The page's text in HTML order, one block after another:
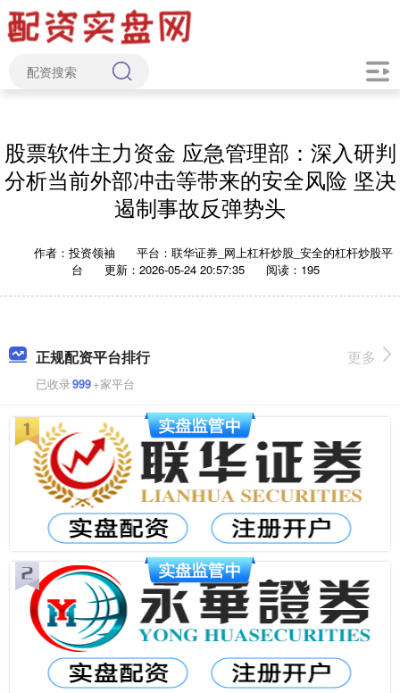
股票软件主力资金 应急管理部：深入研判
分析当前外部冲击等带来的安全风险 坚决
遏制事故反弹势头
作者：投资领袖
平台：联华证券_网上杠杆炒股_安全的杠杆炒股平
台
更新：2026-05-24 20:57:35 阅读：195
正规配资平台排行
已收录999+家平台
更多